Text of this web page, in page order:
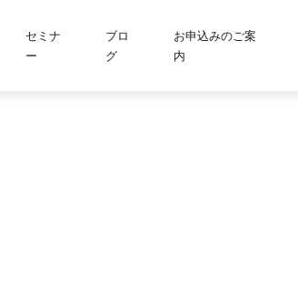
セミナ
ー
ブロ
グ
お申込みのご案
内